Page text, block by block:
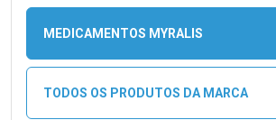
MEDICAMENTOS MYRALIS
TODOS OS PRODUTOS DA MARCA